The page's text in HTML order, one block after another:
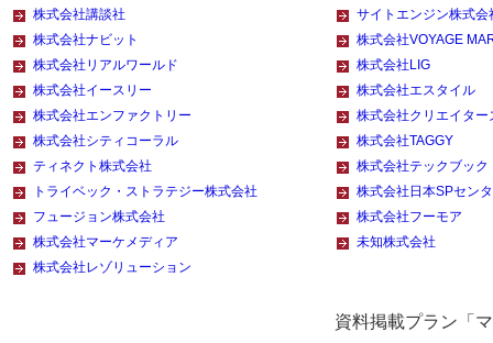
株式会社講談社
サイトエンジン株式会
株式会社ナビット
株式会社VOYAGE
株式会社リアルワールド
株式会社LIG
株式会社イースリー
株式会社エスタイル
株式会社エンファクトリー
株式会社クリエイター
株式会社シティコーラル
株式会社TAGGY
ティネクト株式会社
株式会社テックブック
トライベック・ストラテジー株式会社
株式会社日本SPセン
フュージョン株式会社
株式会社フーモア
株式会社マーケメディア
未知株式会社
株式会社レゾリューション
資料掲載プラン「